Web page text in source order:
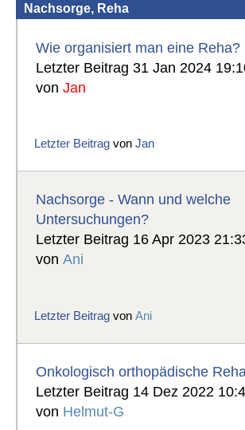
Nachsorge, Reha
Wie organisiert man eine Reha?
Letzter Beitrag 31 Jan 2024
vonJan
Letzter Beitrag vonJan
Nachsorge - Wann und welche
Untersuchungen?
Letzter Beitrag 16 Apr 2023
vonAni
Letzter Beitrag vonAni
Onkologisch orthopädische
Letzter Beitrag 14 Dez 2022
von Helmut-G